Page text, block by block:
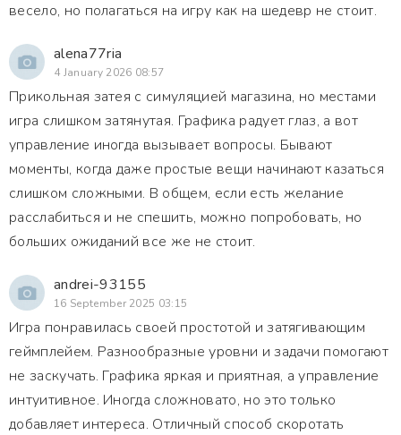
весело, но полагаться на игру как на шедевр не стоит.
alena77ria
4 January 2026 08:57
Прикольная затея с симуляцией магазина, но местами
игра слишком затянутая. Графика радует глаз, а вот
управление иногда вызывает вопросы. Бывают
моменты, когда даже простые вещи начинают казаться
слишком сложными. В общем, если есть желание
расслабиться и не спешить, можно попробовать, но
больших ожиданий все же не стоит.
andrei-93155
16 September 2025 03:15
Игра понравилась своей простотой и затягивающим
геймплейем. Разнообразные уровни и задачи помогают
не заскучать. Графика яркая и приятная, а управление
интуитивное. Иногда сложновато, но это только
добавляет интереса. Отличный способ скоротать